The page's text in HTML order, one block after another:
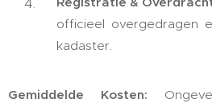
officieel overgedragen
kadaster.
Gemiddelde Kosten: